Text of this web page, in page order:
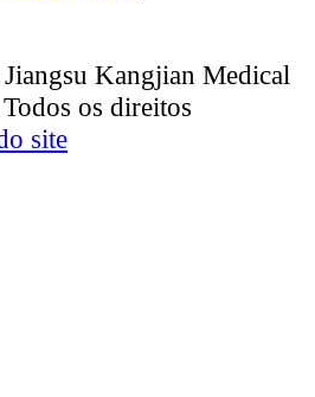
Kangjian Medical
os direitos
site